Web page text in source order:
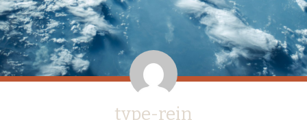
type-rein